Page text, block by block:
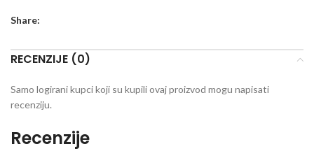
Share:
RECENZIJE (0)
Recenzije
Samo logirani kupci koji su kupili ovaj proizvod mogu napisati
recenziju.